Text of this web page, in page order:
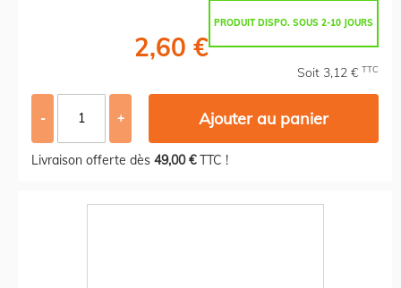
PRODUIT DISPO. SOUS 2-10 JOURS
2,60 €
Soit 3,12 € TTC
- + Ajouter au panier
Livraison offerte dès 49,00 €TTC !